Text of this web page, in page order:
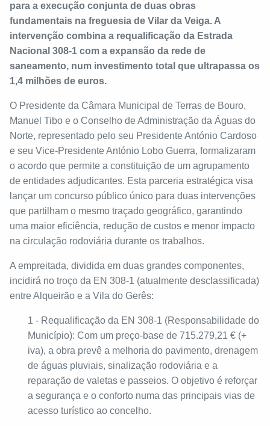
para a execução conjunta de duas obras
fundamentais na freguesia de Vilar da Veiga. A
intervenção combina a requalificação da Estrada
Nacional 308-1 com a expansão da rede de
saneamento, num investimento total que ultrapassa os
1,4 milhões de euros.
O Presidente da Câmara Municipal de Terras de Bouro,
Manuel Tibo e o Conselho de Administração da Águas do
Norte, representado pelo seu Presidente António Cardoso
e seu Vice-Presidente António Lobo Guerra, formalizaram
o acordo que permite a constituição de um agrupamento
de entidades adjudicantes. Esta parceria estratégica visa
lançar um concurso público único para duas intervenções
que partilham o mesmo traçado geográfico, garantindo
uma maior eficiência, redução de custos e menor impacto
na circulação rodoviária durante os trabalhos.
A empreitada, dividida em duas grandes componentes,
incidirá no troço da EN 308-1 (atualmente desclassificada)
entre Alqueirão e a Vila do Gerês:
1 - Requalificação da EN 308-1 (Responsabilidade do
Município): Com um preço-base de 715.279,21 € (+
iva), a obra prevê a melhoria do pavimento, drenagem
de águas pluviais, sinalização rodoviária e a
reparação de valetas e passeios. O objetivo é reforçar
a segurança e o conforto numa das principais vias de
acesso turístico ao concelho.